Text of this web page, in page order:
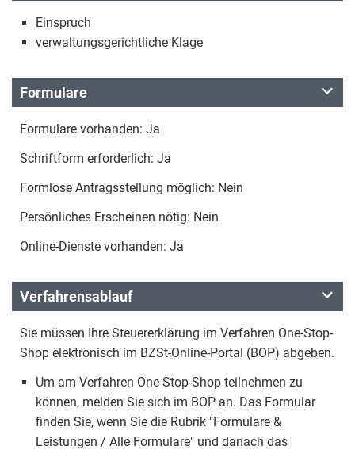
Einspruch
verwaltungsgerichtliche Klage
Formulare
Formulare vorhanden: Ja
Schriftform erforderlich: Ja
Formlose Antragsstellung möglich: Nein
Persönliches Erscheinen nötig: Nein
Online-Dienste vorhanden: Ja
Verfahrensablauf
Sie müssen Ihre Steuererklärung im Verfahren One-Stop-
Shop elektronisch im BZSt-Online-Portal (BOP) abgeben.
Um am Verfahren One-Stop-Shop teilnehmen zu
können, melden Sie sich im BOP an. Das Formular
finden Sie, wenn Sie die Rubrik "Formulare &
Leistungen / Alle Formulare" und danach das